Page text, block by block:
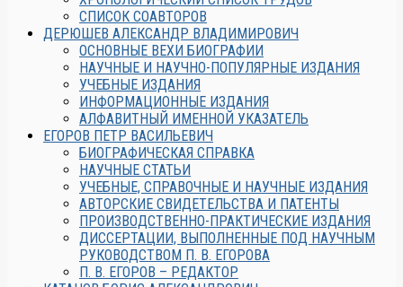
СПИСОК СОАВТОРОВ
ДЕРЮШЕВ АЛЕКСАНДР ВЛАДИМИРОВИЧ
ОСНОВНЫЕ ВЕХИ БИОГРАФИИ
НАУЧНЫЕ И НАУЧНО-ПОПУЛЯРНЫЕ ИЗДАНИЯ
УЧЕБНЫЕ ИЗДАНИЯ
ИНФОРМАЦИОННЫЕ ИЗДАНИЯ
АЛФАВИТНЫЙ ИМЕННОЙ УКАЗАТЕЛЬ
ЕГОРОВ ПЕТР ВАСИЛЬЕВИЧ
БИОГРАФИЧЕСКАЯ СПРАВКА
НАУЧНЫЕ СТАТЬИ
УЧЕБНЫЕ, СПРАВОЧНЫЕ И НАУЧНЫЕ ИЗДАНИЯ
АВТОРСКИЕ СВИДЕТЕЛЬСТВА И ПАТЕНТЫ
ПРОИЗВОДСТВЕННО-ПРАКТИЧЕСКИЕ ИЗДАНИЯ
ДИССЕРТАЦИИ, ВЫПОЛНЕННЫЕ ПОД НАУЧНЫМ
РУКОВОДСТВОМ П. В. ЕГОРОВА
П. В. ЕГОРОВ – РЕДАКТОР